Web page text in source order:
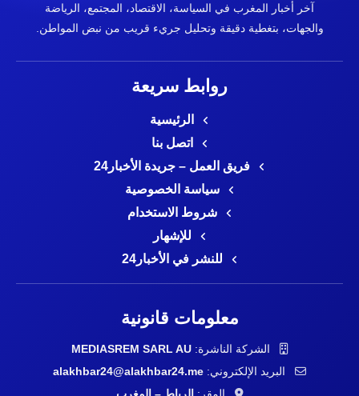
آخر أخبار المغرب في السياسة، الاقتصاد، المجتمع، الرياضة
والجهات، بتغطية دقيقة وتحليل جريء قريب من نبض المواطن.
روابط سريعة
الرئيسية
اتصل بنا
فريق العمل – جريدة الأخبار24
سياسة الخصوصية
شروط الاستخدام
للإشهار
للنشر في الأخبار24
معلومات قانونية
الشركة الناشرة:MEDIASREM SARL AU
البريد الإلكتروني: alakhbar24@alakhbar24.me
المقر:الرباط – المغرب